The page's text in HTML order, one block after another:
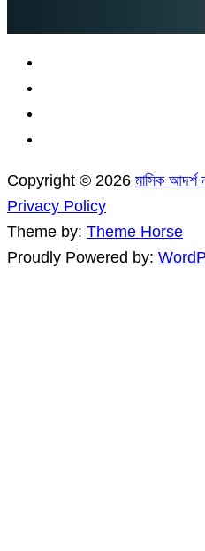
Copyright © 2026 মাসিক
Privacy Policy
Theme by: Theme Horse
Proudly Powered by: